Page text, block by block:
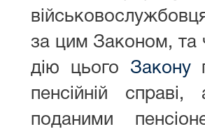
за цим Законом, та
дію цього Закону
пенсійній
поданими